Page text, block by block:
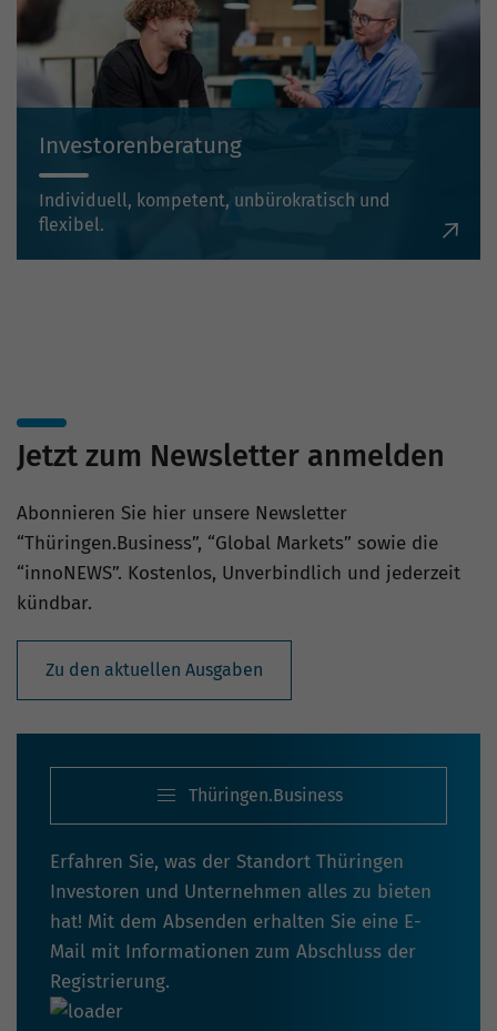
Investorenberatung
Individuell, kompetent, unbürokratisch und
flexibel.
Jetzt zum Newsletter anmelden
Abonnieren Sie hier unsere Newsletter
“Thüringen.Business”, “Global Markets” sowie die
“innoNEWS”. Kostenlos, Unverbindlich und jederzeit
kündbar.
Zu den aktuellen Ausgaben
Thüringen.Business
Erfahren Sie, was der Standort Thüringen
Investoren und Unternehmen alles zu bieten
hat! Mit dem Absenden erhalten Sie eine E-
Mail mit Informationen zum Abschluss der
Registrierung.